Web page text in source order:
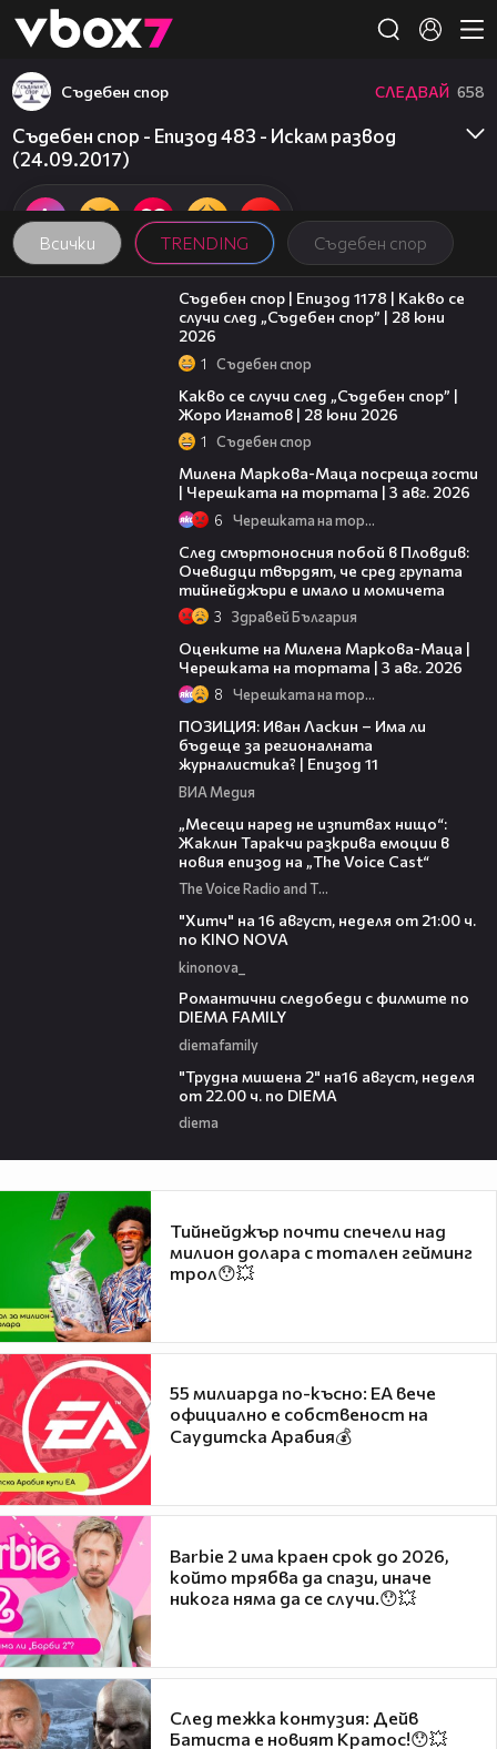
👾
Всички TRENDING Съдебен спор
Съдебен спор СЛЕДВАЙ 658
Съдебен спор - Епизод 483 - Искам развод
(24.09.2017)
47:02
Съдебен спор | Епизод 1178 | Какво се
случи след „Съдебен спор” | 28 юни
2026
1 Съдебен спор
Какво се случи след „Съдебен спор” |
Жоро Игнатов | 28 юни 2026
1 Съдебен спор
Милена Маркова-Маца посреща гости
| Черешката на тортата | 3 авг. 2026
6 Черешката на тортата
След смъртоносния побой в Пловдив:
Очевидци твърдят, че сред групата
тийнейджъри е имало и момичета
3 Здравей България
Оценките на Милена Маркова-Маца |
Черешката на тортата | 3 авг. 2026
8 Черешката на тортата
ПОЗИЦИЯ: Иван Ласкин – Има ли
бъдеще за регионалната
журналистика? | Епизод 11
ВИА Медия
„Месеци наред не изпитвах нищо“:
Жаклин Таракчи разкрива емоции в
новия епизод на „The Voice Cast“
The Voice Radio and TV Bulgaria
"Хитч" на 16 август, неделя от 21:00 ч.
по KINO NOVA
kinonova_
Романтични следобеди с филмите по
DIEMA FAMILY
diemafamily
"Трудна мишена 2" на16 август, неделя
от 22.00 ч. по DIEMA
diema
Тийнейджър почти спечели над
милион долара с тотален гейминг
трол😯💥
55 милиарда по-късно: EA вече
официално е собственост на
Саудитска Арабия💰
Barbie 2 има краен срок до 2026,
който трябва да спази, иначе
никога няма да се случи.😯💥
След тежка контузия: Дейв
Батиста е новият Кратос!😯💥